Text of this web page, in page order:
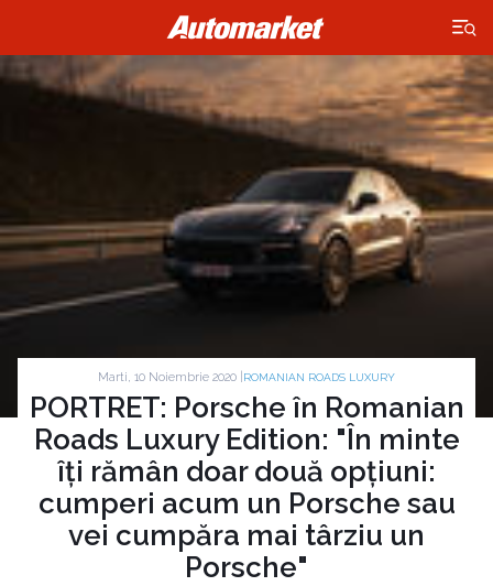
×
Marti, 10 Noiembrie 2020 | ROMANIAN ROADS LUXURY
PORTRET: Porsche în Romanian
Roads Luxury Edition: "În minte
îți rămân doar două opțiuni:
cumperi acum un Porsche sau
vei cumpăra mai târziu un
Porsche"